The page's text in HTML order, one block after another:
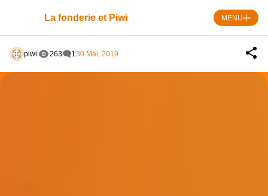
La fonderie et Piwi MENU
piwi 263 1 30 Mai, 2019